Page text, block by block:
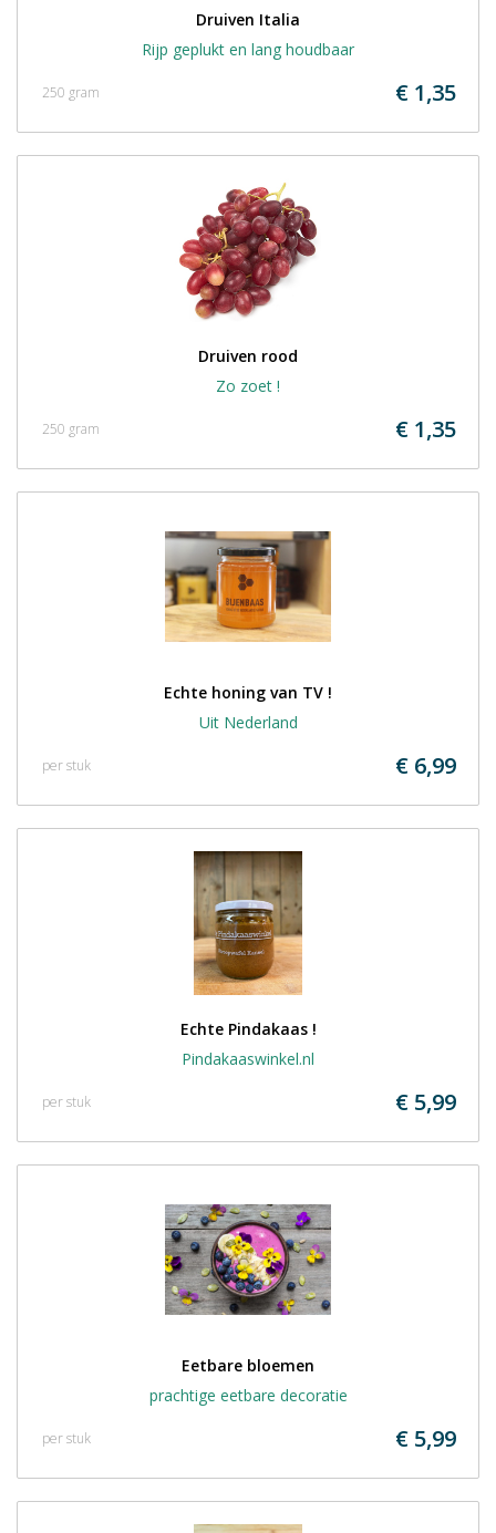
Druiven Italia
Rijp geplukt en lang houdbaar
€ 1,35
250 gram
Druiven rood
Zo zoet !
€ 1,35
250 gram
Echte honing van TV !
Uit Nederland
€ 6,99
per stuk
Echte Pindakaas !
Pindakaaswinkel.nl
€ 5,99
per stuk
Eetbare bloemen
prachtige eetbare decoratie
€ 5,99
per stuk